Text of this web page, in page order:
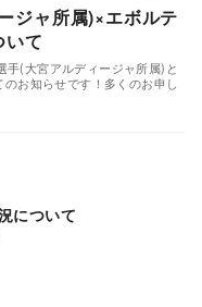
ジャ所属)×エボルテ
いて
手(大宮アルディージャ所属)と
お知らせです！多くのお申し
について